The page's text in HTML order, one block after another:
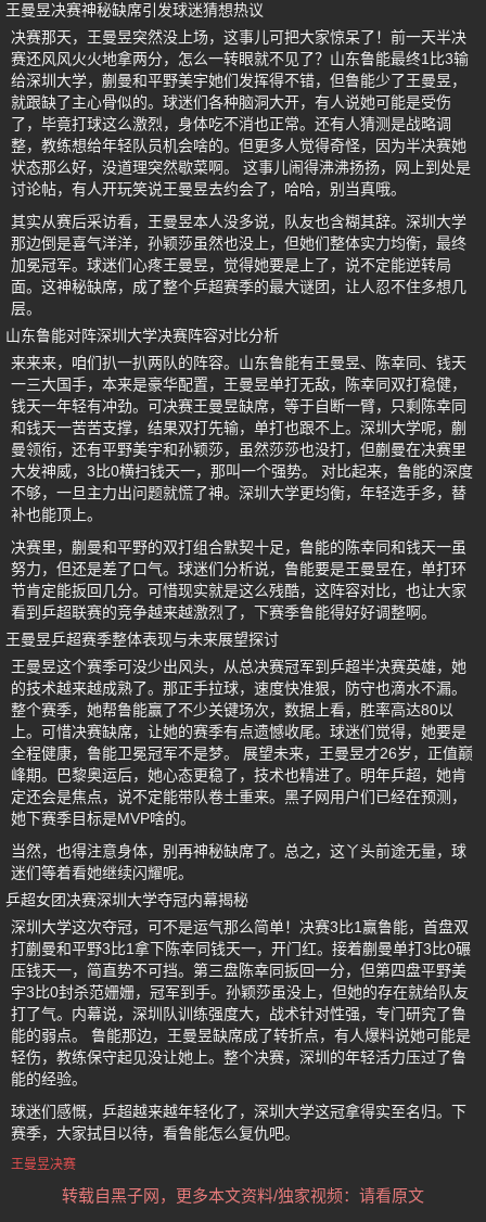
王曼昱决赛神秘缺席引发球迷猜想热议
决赛那天，王曼昱突然没上场，这事儿可把大家惊呆了！前一天半决
赛还风风火火地拿两分，怎么一转眼就不见了？山东鲁能最终1比3输
给深圳大学，蒯曼和平野美宇她们发挥得不错，但鲁能少了王曼昱，
就跟缺了主心骨似的。球迷们各种脑洞大开，有人说她可能是受伤
了，毕竟打球这么激烈，身体吃不消也正常。还有人猜测是战略调
整，教练想给年轻队员机会啥的。但更多人觉得奇怪，因为半决赛她
状态那么好，没道理突然歇菜啊。 这事儿闹得沸沸扬扬，网上到处是
讨论帖，有人开玩笑说王曼昱去约会了，哈哈，别当真哦。
其实从赛后采访看，王曼昱本人没多说，队友也含糊其辞。深圳大学
那边倒是喜气洋洋，孙颖莎虽然也没上，但她们整体实力均衡，最终
加冕冠军。球迷们心疼王曼昱，觉得她要是上了，说不定能逆转局
面。这神秘缺席，成了整个乒超赛季的最大谜团，让人忍不住多想几
层。
山东鲁能对阵深圳大学决赛阵容对比分析
来来来，咱们扒一扒两队的阵容。山东鲁能有王曼昱、陈幸同、钱天
一三大国手，本来是豪华配置，王曼昱单打无敌，陈幸同双打稳健，
钱天一年轻有冲劲。可决赛王曼昱缺席，等于自断一臂，只剩陈幸同
和钱天一苦苦支撑，结果双打先输，单打也跟不上。深圳大学呢，蒯
曼领衔，还有平野美宇和孙颖莎，虽然莎莎也没打，但蒯曼在决赛里
大发神威，3比0横扫钱天一，那叫一个强势。 对比起来，鲁能的深度
不够，一旦主力出问题就慌了神。深圳大学更均衡，年轻选手多，替
补也能顶上。
决赛里，蒯曼和平野的双打组合默契十足，鲁能的陈幸同和钱天一虽
努力，但还是差了口气。球迷们分析说，鲁能要是王曼昱在，单打环
节肯定能扳回几分。可惜现实就是这么残酷，这阵容对比，也让大家
看到乒超联赛的竞争越来越激烈了，下赛季鲁能得好好调整啊。
王曼昱乒超赛季整体表现与未来展望探讨
王曼昱这个赛季可没少出风头，从总决赛冠军到乒超半决赛英雄，她
的技术越来越成熟了。那正手拉球，速度快准狠，防守也滴水不漏。
整个赛季，她帮鲁能赢了不少关键场次，数据上看，胜率高达80以
上。可惜决赛缺席，让她的赛季有点遗憾收尾。球迷们觉得，她要是
全程健康，鲁能卫冕冠军不是梦。 展望未来，王曼昱才26岁，正值巅
峰期。巴黎奥运后，她心态更稳了，技术也精进了。明年乒超，她肯
定还会是焦点，说不定能带队卷土重来。黑子网用户们已经在预测，
她下赛季目标是MVP啥的。
当然，也得注意身体，别再神秘缺席了。总之，这丫头前途无量，球
迷们等着看她继续闪耀呢。
乒超女团决赛深圳大学夺冠内幕揭秘
深圳大学这次夺冠，可不是运气那么简单！决赛3比1赢鲁能，首盘双
打蒯曼和平野3比1拿下陈幸同钱天一，开门红。接着蒯曼单打3比0碾
压钱天一，简直势不可挡。第三盘陈幸同扳回一分，但第四盘平野美
宇3比0封杀范姗姗，冠军到手。孙颖莎虽没上，但她的存在就给队友
打了气。内幕说，深圳队训练强度大，战术针对性强，专门研究了鲁
能的弱点。 鲁能那边，王曼昱缺席成了转折点，有人爆料说她可能是
轻伤，教练保守起见没让她上。整个决赛，深圳的年轻活力压过了鲁
能的经验。
球迷们感慨，乒超越来越年轻化了，深圳大学这冠拿得实至名归。下
赛季，大家拭目以待，看鲁能怎么复仇吧。
王曼昱决赛
转载自黑子网，更多本文资料/独家视频：请看原文